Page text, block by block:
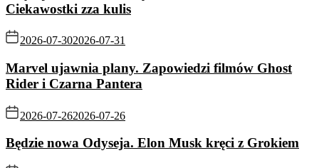
Ciekawostki zza kulis
2026-07-302026-07-31
Marvel ujawnia plany. Zapowiedzi filmów Ghost
Rider i Czarna Pantera
2026-07-262026-07-26
Będzie nowa Odyseja. Elon Musk kręci z Grokiem